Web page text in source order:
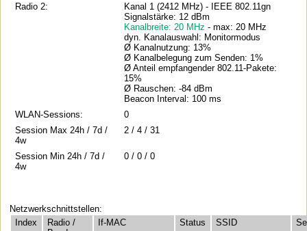
Radio 2:
Kanal 1 (2412 MHz) - IEEE 802.11gn
Signalstärke: 12 dBm
Kanalbreite: 20 MHz- max: 20 MHz
dyn. Kanalauswahl: Monitormodus
Ø Kanalnutzung: 13%
Ø Kanalbelegung zum Senden: 1%
Ø Anteil empfangender 802.11-Pakete:
15%
Ø Rauschen: -84 dBm
Beacon Interval: 100 ms
WLAN-Sessions:
0
Session Max 24h / 7d /
4w
2 / 4 / 31
Session Min 24h / 7d /
4w
0 / 0 / 0
Netzwerkschnittstellen:
Index
Radio /
If-MAC Status SSID